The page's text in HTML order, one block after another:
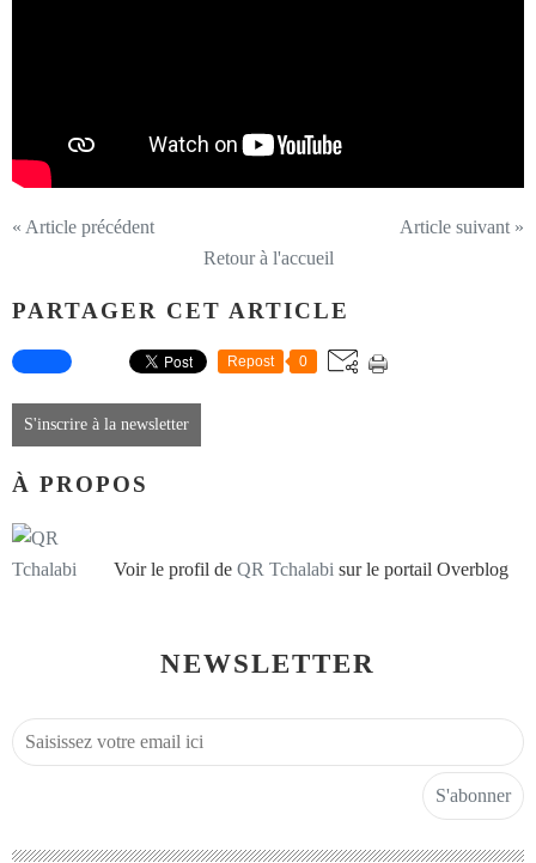
« Article précédent
Article suivant »
Retour à l'accueil
PARTAGER CET ARTICLE
Repost 0
S'inscrire à la newsletter
À PROPOS
Voir le profil de QR Tchalabi sur le portail Overblog
NEWSLETTER